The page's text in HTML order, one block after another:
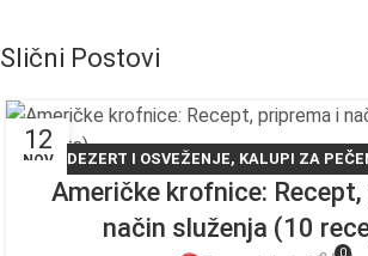
Slični Postovi
12
NOV DEZERT I OSVEŽENJE, KALUPI ZA
Američke krofnice:
način služenja (10
0